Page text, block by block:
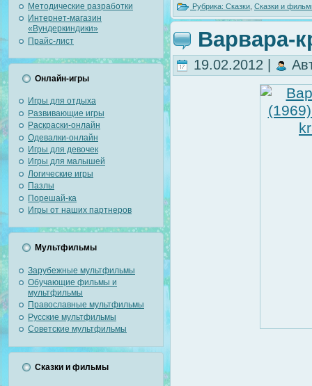
Методические разработки
Интернет-магазин
«Вундеркиндики»
Прайс-лист
Онлайн-игры
Игры для отдыха
Развивающие игры
Раскраски-онлайн
Одевалки-онлайн
Игры для девочек
Игры для малышей
Логические игры
Пазлы
Порешай-ка
Игры от наших партнеров
Мультфильмы
Зарубежные мультфильмы
Обучающие фильмы и
мультфильмы
Православные мультфильмы
Русские мультфильмы
Советские мультфильмы
Сказки и фильмы
Рубрика: Сказки Сказки и
Варвара-
19.02.2012 |